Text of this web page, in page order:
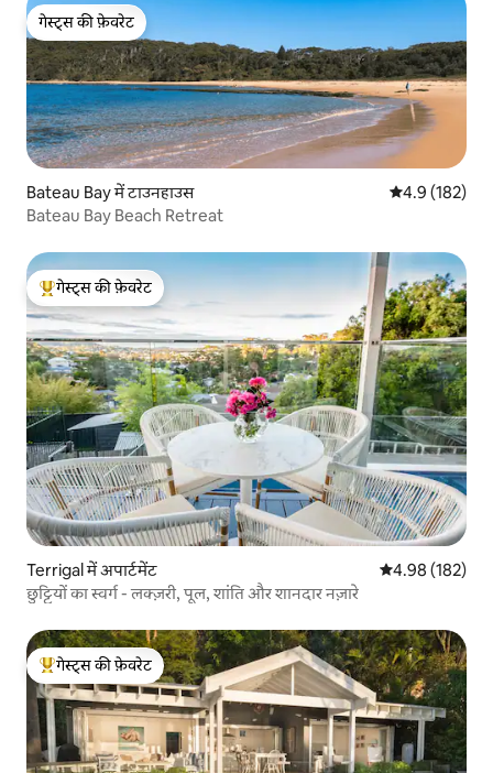
गेस्ट्स की फ़ेवरेट
गेस्ट्स की फ़ेवरेट
Bateau Bay में टाउनहाउस औसत रेटिंग 5 में
4.9 (182)
Bateau Bay Beach Retreat
गेस्ट्स का टॉप फ़ेवरेट
गेस्ट्स की फ़ेवरेट
Terrigal में अपार्टमेंट औसत रेटिंग 5 में से
4.98 (182)
छुट्टियों का स्वर्ग - लक्ज़री, पूल, शांति और शानदार नज़ारे
गेस्ट्स का टॉप फ़ेवरेट
गेस्ट्स की फ़ेवरेट